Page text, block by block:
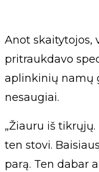
Anot skaitytojos,
pritraukdavo
aplinkinių namų
nesaugiai.
„Žiauru iš
ten stovi.
parą. Ten dabar